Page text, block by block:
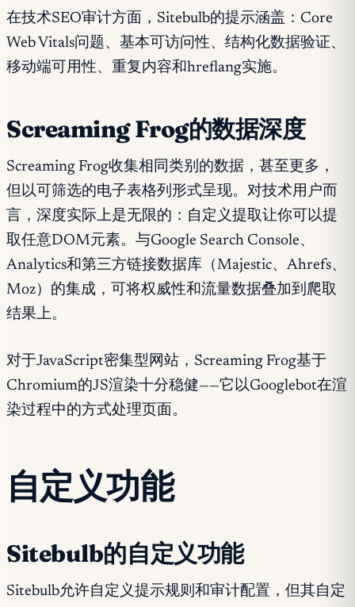
在技术SEO审计方面，Sitebulb的提示涵盖：Core
Web Vitals问题、基本可访问性、结构化数据验证、
移动端可用性、重复内容和hreflang实施。
Screaming Frog的数据深度
Screaming Frog收集相同类别的数据，甚至更多，
但以可筛选的电子表格列形式呈现。对技术用户而
言，深度实际上是无限的：自定义提取让你可以提
取任意DOM元素。与Google Search Console、
Analytics和第三方链接数据库（Majestic、Ahrefs、
Moz）的集成，可将权威性和流量数据叠加到爬取
结果上。
对于JavaScript密集型网站，Screaming Frog基于
Chromium的JS渲染十分稳健——它以Googlebot在渲
染过程中的方式处理页面。
自定义功能
Sitebulb的自定义功能
Sitebulb允许自定义提示规则和审计配置，但其自定